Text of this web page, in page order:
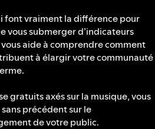
font vraiment la différence pour
vous submerger d’indicateurs
aide à comprendre comment
à élargir votre communauté
gratuits axés sur la musique, vous
précédent sur le
de votre public.